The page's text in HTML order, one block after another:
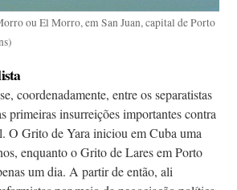
ou El Morro, em San Juan, capital de Porto
coordenadamente, entre os separatistas
primeiras insurreições importantes contra
O Grito de Yara iniciou em Cuba uma
enquanto o Grito de Lares em Porto
um dia. A partir de então, ali